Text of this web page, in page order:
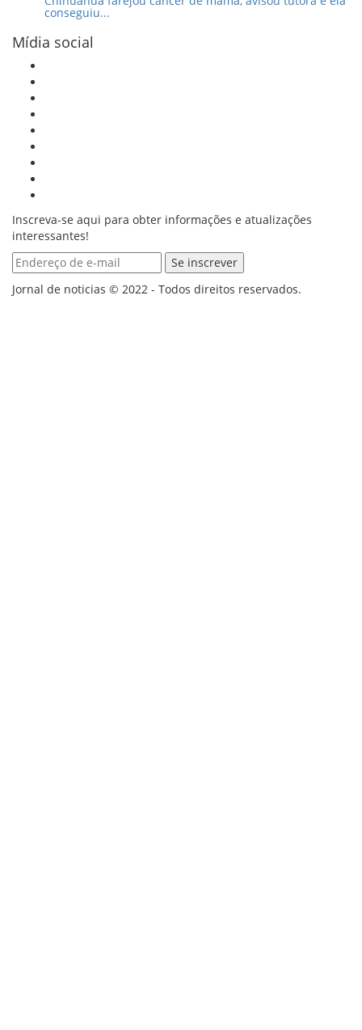
conseguiu...
Mídia social
Inscreva-se aqui para obter informações e atualizações
interessantes!
Jornal de noticias © 2022 - Todos direitos reservados.